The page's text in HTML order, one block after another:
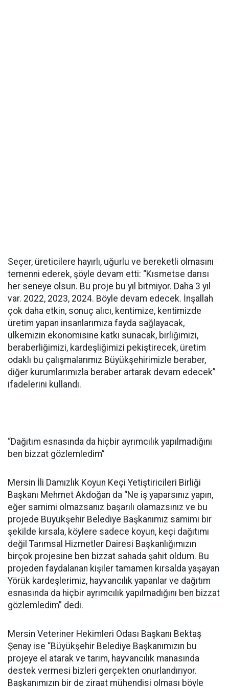
Seçer, üreticilere hayırlı, uğurlu ve bereketli olmasını
temenni ederek, şöyle devam etti: “Kısmetse darısı
her seneye olsun. Bu proje bu yıl bitmiyor. Daha 3 yıl
var. 2022, 2023, 2024. Böyle devam edecek. İnşallah
çok daha etkin, sonuç alıcı, kentimize, kentimizde
üretim yapan insanlarımıza fayda sağlayacak,
ülkemizin ekonomisine katkı sunacak, birliğimizi,
beraberliğimizi, kardeşliğimizi pekiştirecek, üretim
odaklı bu çalışmalarımız Büyükşehirimizle beraber,
diğer kurumlarımızla beraber artarak devam edecek”
ifadelerini kullandı.
“Dağıtım esnasında da hiçbir ayrımcılık yapılmadığını
ben bizzat gözlemledim”
Mersin İli Damızlık Koyun Keçi Yetiştiricileri Birliği
Başkanı Mehmet Akdoğan da “Ne iş yaparsınız yapın,
eğer samimi olmazsanız başarılı olamazsınız ve bu
projede Büyükşehir Belediye Başkanımız samimi bir
şekilde kırsala, köylere sadece koyun, keçi dağıtımı
değil Tarımsal Hizmetler Dairesi Başkanlığımızın
birçok projesine ben bizzat sahada şahit oldum. Bu
projeden faydalanan kişiler tamamen kırsalda yaşayan
Yörük kardeşlerimiz, hayvancılık yapanlar ve dağıtım
esnasında da hiçbir ayrımcılık yapılmadığını ben bizzat
gözlemledim” dedi.
Mersin Veteriner Hekimleri Odası Başkanı Bektaş
Şenay ise “Büyükşehir Belediye Başkanımızın bu
projeye el atarak ve tarım, hayvancılık manasında
destek vermesi bizleri gerçekten onurlandırıyor.
Başkanımızın bir de ziraat mühendisi olması böyle